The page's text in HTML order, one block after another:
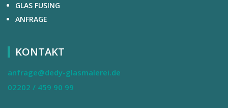
GLAS FUSING
ANFRAGE
KONTAKT
anfrage@dedy-glasmalerei.de
02202 / 459 90 99